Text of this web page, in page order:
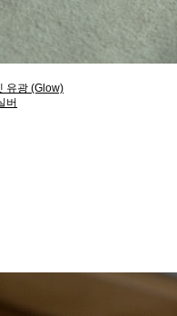
유광 (Glow)
버